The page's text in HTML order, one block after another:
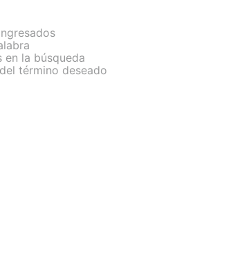
la búsqueda
término deseado